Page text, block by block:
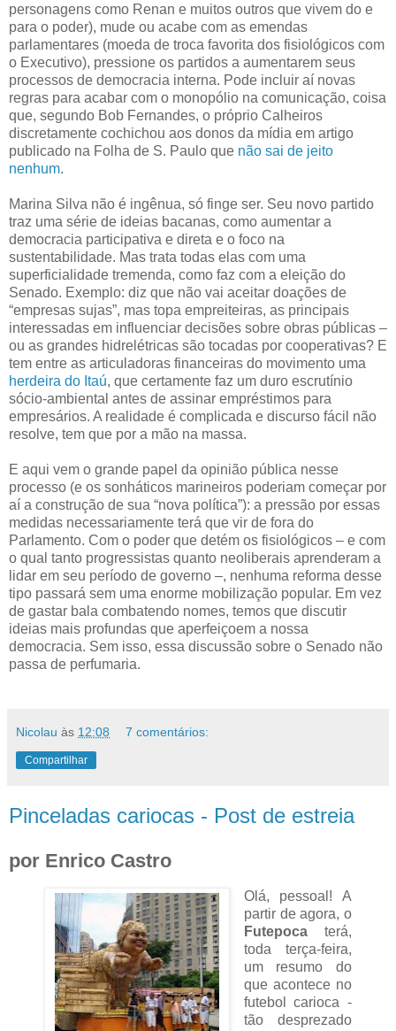
personagens como Renan e muitos outros que vivem do e
para o poder), mude ou acabe com as emendas
parlamentares (moeda de troca favorita dos fisiológicos com
o Executivo), pressione os partidos a aumentarem seus
processos de democracia interna. Pode incluir aí novas
regras para acabar com o monopólio na comunicação, coisa
que, segundo Bob Fernandes, o próprio Calheiros
discretamente cochichou aos donos da mídia em artigo
publicado na Folha de S. Paulo que não sai de jeito
nenhum.
Marina Silva não é ingênua, só finge ser. Seu novo partido
traz uma série de ideias bacanas, como aumentar a
democracia participativa e direta e o foco na
sustentabilidade. Mas trata todas elas com uma
superficialidade tremenda, como faz com a eleição do
Senado. Exemplo: diz que não vai aceitar doações de
“empresas sujas”, mas topa empreiteiras, as principais
interessadas em influenciar decisões sobre obras públicas –
ou as grandes hidrelétricas são tocadas por cooperativas? E
tem entre as articuladoras financeiras do movimento uma
herdeira do Itaú, que certamente faz um duro escrutínio
sócio-ambiental antes de assinar empréstimos para
empresários. A realidade é complicada e discurso fácil não
resolve, tem que por a mão na massa.
E aqui vem o grande papel da opinião pública nesse
processo (e os sonháticos marineiros poderiam começar por
aí a construção de sua “nova política”): a pressão por essas
medidas necessariamente terá que vir de fora do
Parlamento. Com o poder que detém os fisiológicos – e com
o qual tanto progressistas quanto neoliberais aprenderam a
lidar em seu período de governo –, nenhuma reforma desse
tipo passará sem uma enorme mobilização popular. Em vez
de gastar bala combatendo nomes, temos que discutir
ideias mais profundas que aperfeiçoem a nossa
democracia. Sem isso, essa discussão sobre o Senado não
passa de perfumaria.
Nicolau às 12:08 7 comentários:
Compartilhar
Pinceladas cariocas - Post de estreia
por Enrico Castro
Olá, pessoal! A
partir de agora, o
Futepocaterá,
toda terça-feira,
um resumo do
que acontece no
futebol carioca -
tão desprezado